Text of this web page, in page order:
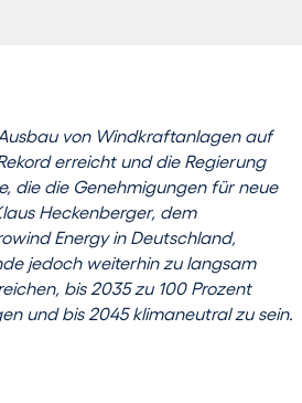
von Windkraftanlagen auf
erreicht und die Regierung
die die Genehmigungen für neue
Heckenberger, dem
Energy in Deutschland,
jedoch weiterhin zu langsam
bis 2035 zu 100 Prozent
und bis 2045 klimaneutral zu sein.